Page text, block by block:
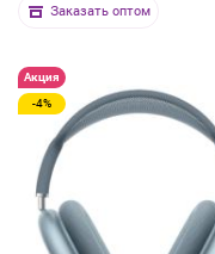
Заказать оптом
Акция
-4%